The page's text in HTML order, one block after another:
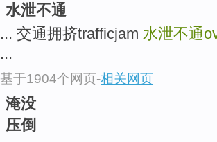
水泄不通
... 交通拥挤trafficjam 水泄不通
...
基于1904个网页-相关网页
淹没
压倒